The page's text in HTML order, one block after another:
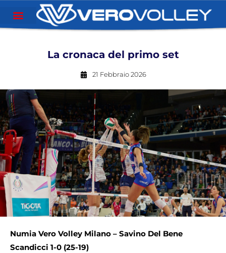
La cronaca del primo set
21 Febbraio 2026
Numia Vero Volley Milano – Savino Del Bene
Scandicci 1-0 (25-19)